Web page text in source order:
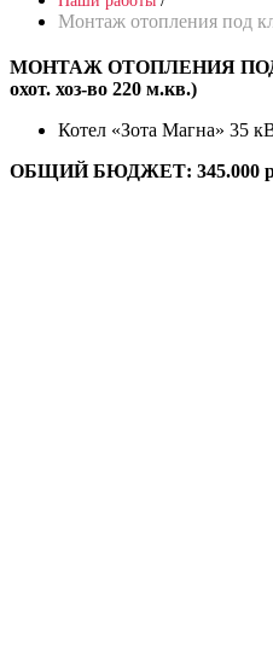
Монтаж отопления под
МОНТАЖ ОТОПЛЕНИЯ ПОД
охот. хоз-во 220 м.кв.)
Котел «Зота Магна» 35
ОБЩИЙ БЮДЖЕТ: 345.000